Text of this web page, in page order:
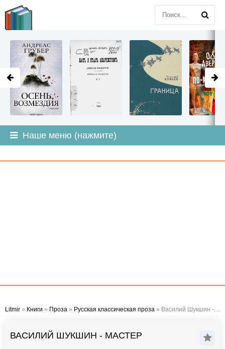
Наше меню (нажмите)
Litmir » Книги » Проза » Русская классическая проза » Василий Шукшин - Мастер
ВАСИЛИЙ ШУКШИН - МАСТЕР
LITMIR.ORG